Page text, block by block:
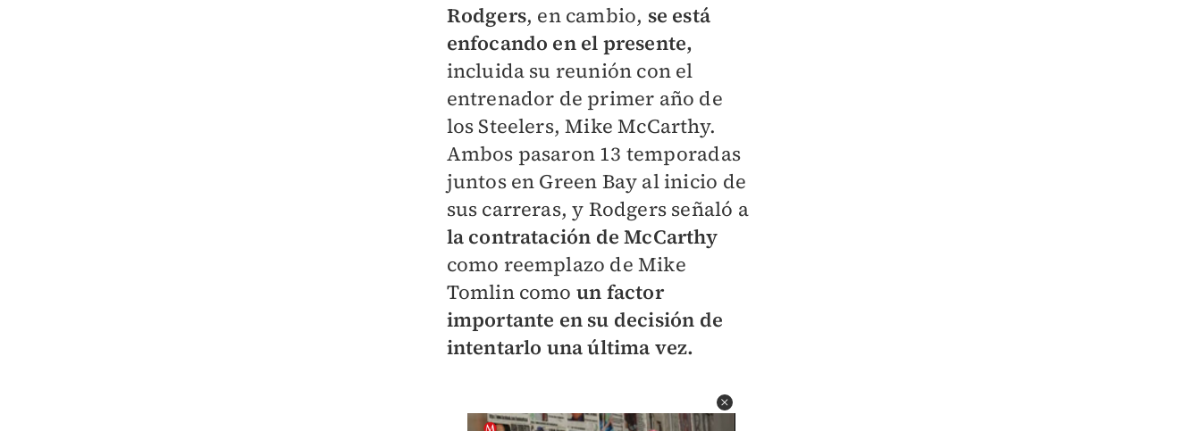
Rodgers, en cambio, se está
enfocando en el presente,
incluida su reunión con el
entrenador de primer año de
los Steelers, Mike McCarthy.
Ambos pasaron 13 temporadas
juntos en Green Bay al inicio de
sus carreras, y Rodgers señaló a
la contratación de McCarthy
como reemplazo de Mike
Tomlin como un factor
importante en su decisión de
intentarlo una última vez.